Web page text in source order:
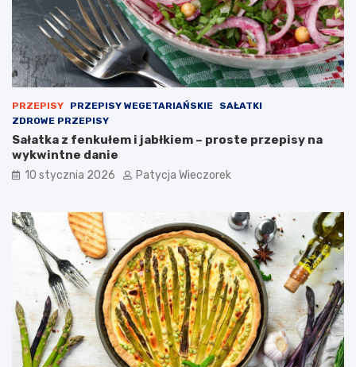
PRZEPISY PRZEPISY WEGETARIAŃSKIE
SAŁATKI
ZDROWE PRZEPISY
Sałatka z fenkułem i jabłkiem – proste przepisy na
wykwintne danie
10 stycznia 2026 Patycja Wieczorek